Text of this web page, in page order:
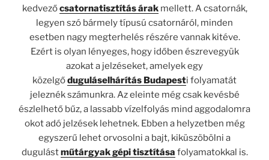
kedvezőcsatornatisztítás árakmellett. A csatornák,
legyen szó bármely típusú csatornáról, minden
esetben nagy megterhelés részére vannak kitéve.
Ezért is olyan lényeges, hogy időben észrevegyük
azokat a jelzéseket, amelyek egy
közelgőduguláselhárítás Budapesti folyamatát
jeleznék számunkra. Az eleinte még csak kevésbé
észlelhető bűz, a lassabb vízelfolyás mind aggodalomra
okot adó jelzések lehetnek. Ebben a helyzetben még
egyszerű lehet orvosolni a bajt, kiküszöbölni a
dugulástműtárgyak gépi tisztítása folyamatokkal is.